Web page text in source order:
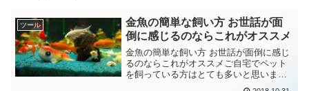
ツール
金魚の簡単な飼い方 お世話が面
倒に感じるのならこれがオススメ
金魚の簡単な飼い方 お世話が面倒に感じ
るのならこれがオススメご自宅でペット
を飼っている方はとても多いと思いま